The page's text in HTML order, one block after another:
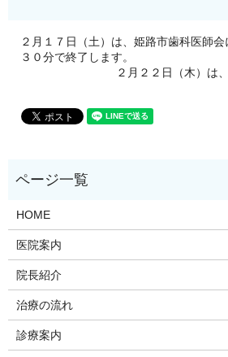
２月１７日（土）は、姫路市歯科医師
３０分で終了します。
２月２２日（木）は
HOME
医院案内
院長紹介
治療の流れ
診療案内